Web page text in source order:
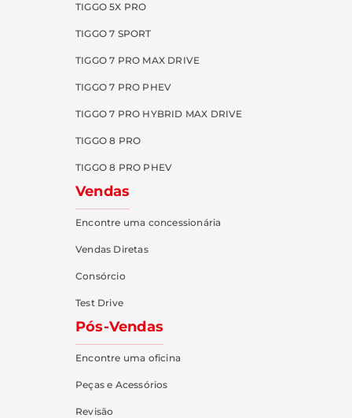
TIGGO 5X PRO
TIGGO 7 SPORT
TIGGO 7 PRO MAX DRIVE
TIGGO 7 PRO PHEV
TIGGO 7 PRO HYBRID MAX DRIVE
TIGGO 8 PRO
TIGGO 8 PRO PHEV
Vendas
Encontre uma concessionária
Vendas Diretas
Consórcio
Test Drive
Pós-Vendas
Encontre uma oficina
Peças e Acessórios
Revisão